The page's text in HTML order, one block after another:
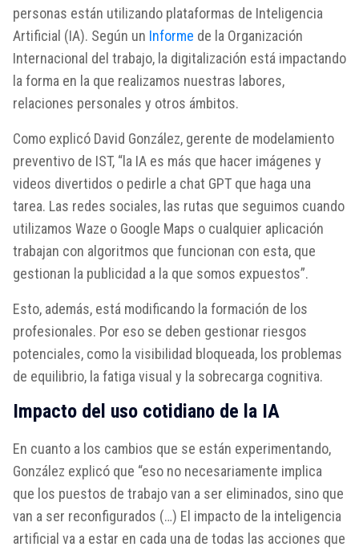
personas están utilizando plataformas de Inteligencia
Artificial (IA). Según un Informe de la Organización
Internacional del trabajo, la digitalización está impactando
la forma en la que realizamos nuestras labores,
relaciones personales y otros ámbitos.
Como explicó David González, gerente de modelamiento
preventivo de IST, “la IA es más que hacer imágenes y
videos divertidos o pedirle a chat GPT que haga una
tarea. Las redes sociales, las rutas que seguimos cuando
utilizamos Waze o Google Maps o cualquier aplicación
trabajan con algoritmos que funcionan con esta, que
gestionan la publicidad a la que somos expuestos”.
Esto, además, está modificando la formación de los
profesionales. Por eso se deben gestionar riesgos
potenciales, como la visibilidad bloqueada, los problemas
de equilibrio, la fatiga visual y la sobrecarga cognitiva.
Impacto del uso cotidiano de la IA
En cuanto a los cambios que se están experimentando,
González explicó que “eso no necesariamente implica
que los puestos de trabajo van a ser eliminados, sino que
van a ser reconfigurados (…) El impacto de la inteligencia
artificial va a estar en cada una de todas las acciones que